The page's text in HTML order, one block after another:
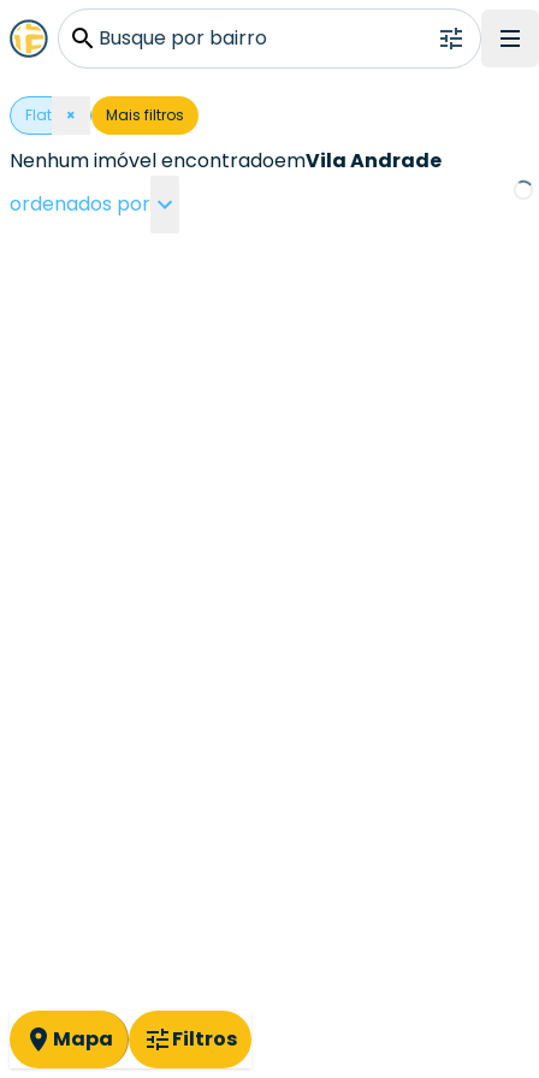
Busque por bairro
Flat × Mais filtros
Mapa Filtros
Nenhum imóvel encontradoemVila Andrade
ordenados por